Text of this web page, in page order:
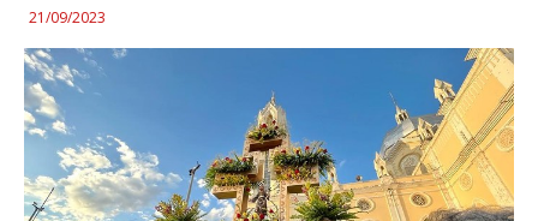
21/09/2023